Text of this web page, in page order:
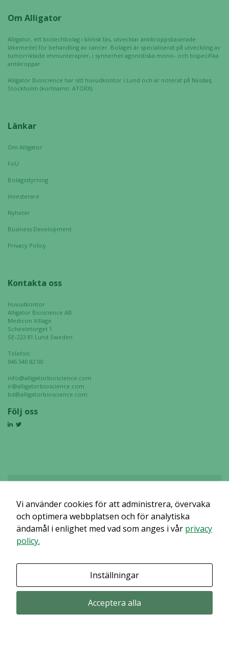
Om Alligator
Alligator, ett biotechbolag i klinisk fas, utvecklar antikroppsbaserade
läkemedel för behandling av cancer. Bolaget är specialiserat på utveckling av
tumörriktade immunterapier, i synnerhet agonistiska mono- och bispecifika
antikroppar.
Alligator Bioscience har sitt huvudkontor i Lund och är noterat på Nasdaq
Stockholm (kortnamn: ATORX).
Länkar
Om Alligator
FoU
Bolagsstyrning
Investerare
Nyheter
Business Development
Privacy Policy
Kontakta oss
Huvudkontor
Alligator Bioscience AB
Medicon Village
Scheeletorget 1
SE-223 81 Lund Sweden
Telefon:
046 540 82 00
info@alligatorbioscience.com
ir@alligatorbioscience.com
bd@alligatorbioscience.com
Följ oss
Det verkar som om dina inställningar hindrar dig från att se detta
avstängt.
Vi använder cookies för att administrera, övervaka
och optimera webbplatsen och för analytiska
ändamål i enlighet med vad som anges i vår privacy
policy.
Inställningar
Acceptera alla